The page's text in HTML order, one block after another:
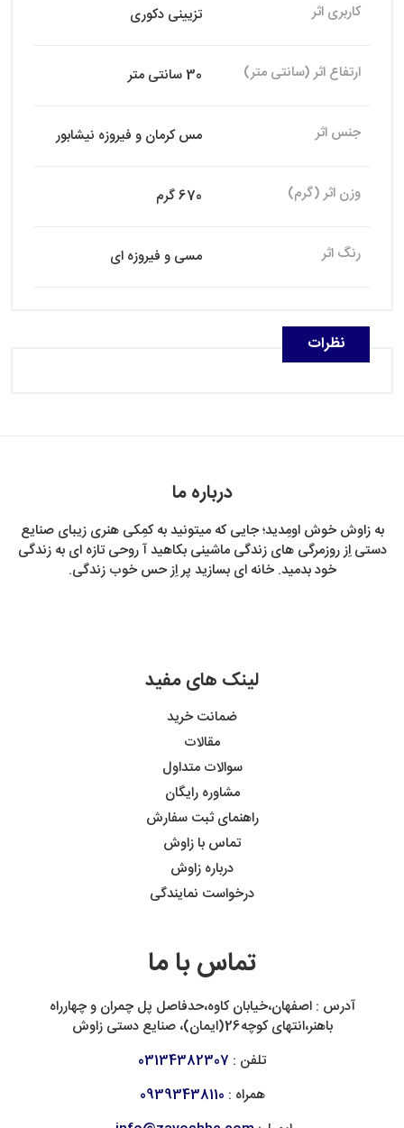
کاربری اثر تزیینی دکوری
ارتفاع اثر (سانتی متر) 30 سانتی متر
جنس اثر مس کرمان و فیروزه نیشابور
وزن اثر (گرم) 670 گرم
رنگ اثر مسی و فیروزه ای
نظرات
درباره ما
به زاوش خوش اومِدید؛ جایی که میتونید به کمِکی هنری زیبای صنایع
دستی اِز روزمرگی های زندگی ماشینی بکاهید آ روحی تازه ای به زندگی
خود بدمید. خانه ای بسازید پر اِز حس خوب زندگی.
لینک های مفید
ضمانت خرید
مقالات
سوالات متداول
مشاوره رایگان
راهنمای ثبت سفارش
تماس با زاوش
درباره زاوش
درخواست نمایندگی
تماس با ما
آدرس : اصفهان،خیابان کاوه،حدفاصل پل چمران و چهارراه
باهنر،انتهای کوچه26(ایمان)، صنایع دستی زاوش
تلفن : 03134382307
همراه : 09393438110